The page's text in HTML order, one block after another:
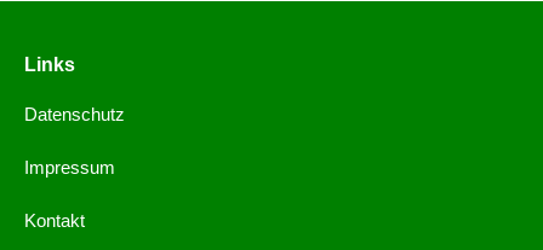
Links
Datenschutz
Impressum
Kontakt